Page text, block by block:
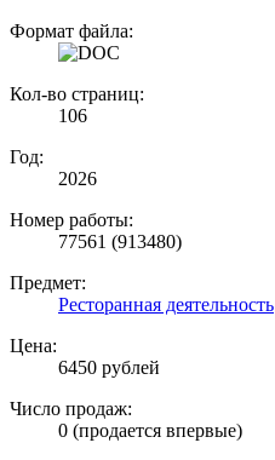
Формат файла:
Кол-во страниц:
106
Год:
2026
Номер работы:
77561 (913480)
Предмет:
Ресторанная деятельность
Цена:
6450 рублей
Число продаж:
0 (продается впервые)